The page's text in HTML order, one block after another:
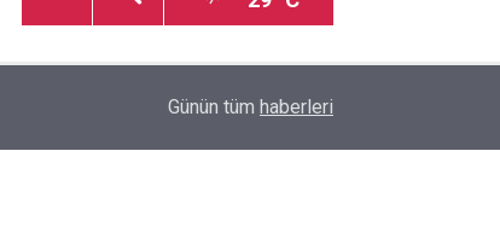
Basketbol Süper Ligi’nde yeni sezonun fikstür
Günün tüm haberleri